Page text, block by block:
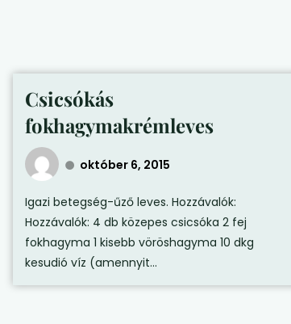
Csicsókás
fokhagymakrémleves
október 6, 2015
Igazi betegség-űző leves. Hozzávalók:
Hozzávalók: 4 db közepes csicsóka 2 fej
fokhagyma 1 kisebb vöröshagyma 10 dkg
kesudió víz (amennyit...